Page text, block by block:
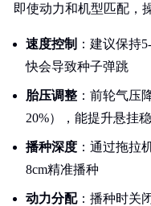
即使动力和机型匹配，
速度控制 ：建议保持
快会导致种子弹跳
胎压调整 ：前轮气压
20%），能提升悬挂
播种深度 ：通过拖拉
8cm精准播种
动力分配：播种时关